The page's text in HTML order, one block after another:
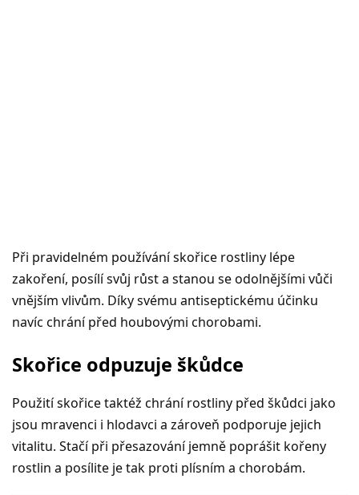
Při pravidelném používání skořice rostliny lépe
zakoření, posílí svůj růst a stanou se odolnějšími vůči
vnějším vlivům. Díky svému antiseptickému účinku
navíc chrání před houbovými chorobami.
Skořice odpuzuje škůdce
Použití skořice taktéž chrání rostliny před škůdci jako
jsou mravenci i hlodavci a zároveň podporuje jejich
vitalitu. Stačí při přesazování jemně poprášit kořeny
rostlin a posílite je tak proti plísním a chorobám.